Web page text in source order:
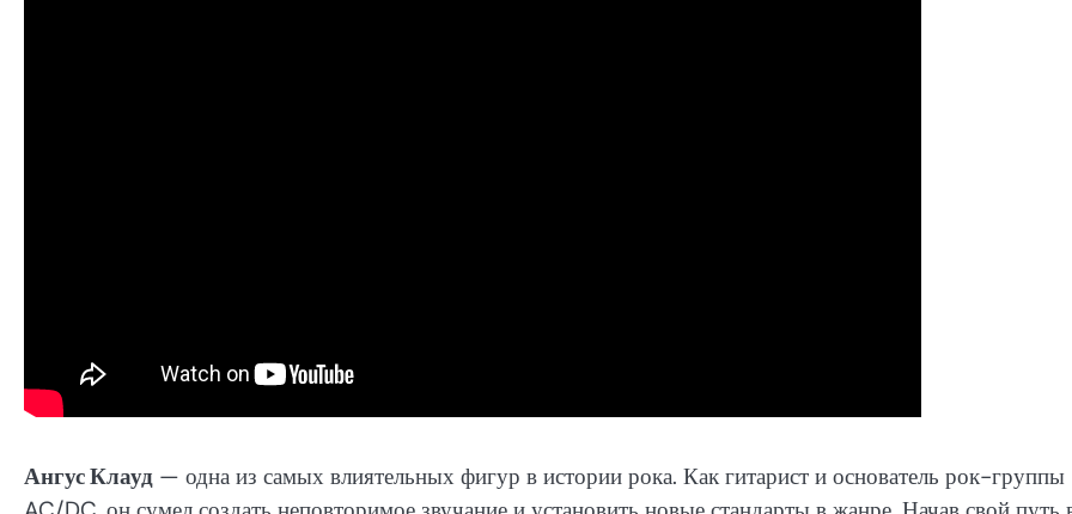
Ангус Клауд — одна из самых влиятельных фигур в истории рока. Как гитарист и основатель рок-группы